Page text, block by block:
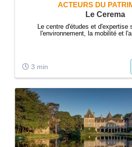
ACTEURS DU
Le Cerema
Le centre d'études et d'expertise
l'environnement, la mobilité et
3 min